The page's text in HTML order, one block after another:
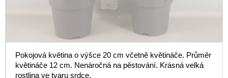
Pokojová květina o výšce 20 cm včetně květináče. Průměr
květináče 12 cm. Nenáročná na pěstování. Krásná velká
rostlina ve tvaru srdce.